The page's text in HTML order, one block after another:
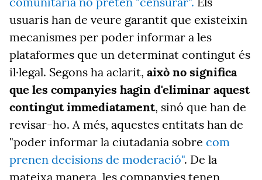
usuaris han de veure garantit que existeixin
mecanismes per poder informar a les
plataformes que un determinat contingut és
il·legal. Segons ha aclarit, això no significa
que les companyies hagin d'eliminar aquest
contingut immediatament, sinó que han de
revisar-ho. A més, aquestes entitats han de
"poder informar la ciutadania sobre com
prenen decisions de moderació". De la
mateixa manera, les companyies tenen